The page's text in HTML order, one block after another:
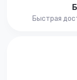
Быстрая